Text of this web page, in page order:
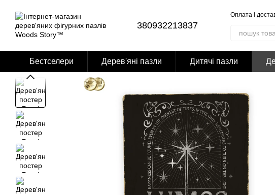
380932213837
Оплата і
Публічна
Бестселери Дерев'яні пазли Дитячі пазли